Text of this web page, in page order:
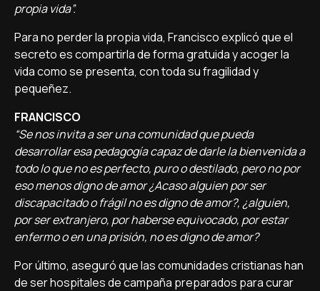
propia vida”.
Para no perder la propia vida, Francisco explicó que el
secreto es compartirla de forma gratuida y acoger la
vida como se presenta, con toda su fragilidad y
pequeñez.
FRANCISCO
“Se nos invita a ser una comunidad que pueda
desarrollar esa pedagogía capaz de darle la bienvenida a
todo lo que no es perfecto, puro o destilado, pero no por
eso menos digno de amor ¿Acaso alguien por ser
discapacitado o frágil no es digno de amor?, ¿alguien,
por ser extranjero, por haberse equivocado, por estar
enfermo o en una prisión, no es digno de amor?
Por último, aseguró que las comunidades cristianas han
de ser hospitales de campaña preparados para curar